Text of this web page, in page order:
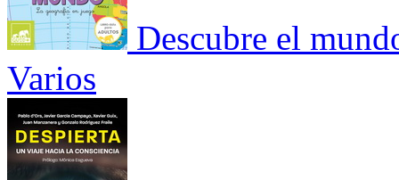
Descubre el
Varios